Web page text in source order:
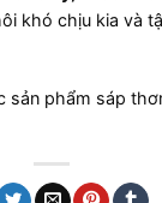
khó chịu kia và
phẩm sáp